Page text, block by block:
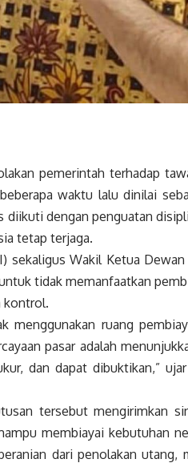
pemerintah terhadap
waktu lalu dinilai
diikuti dengan penguatan
tetap terjaga.
sekaligus Wakil Ketua
tidak memanfaatkan
kontrol.
menggunakan ruang
pasar adalah
dan dapat dibuktikan,”
tersebut mengirimkan
membiayai kebutuhan
dari penolakan utang,